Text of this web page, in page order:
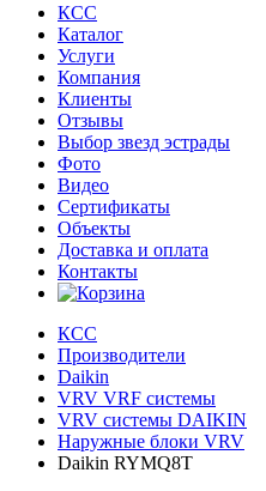
КСС
Каталог
Услуги
Компания
Клиенты
Oтзывы
Выбор звезд эстрады
Фото
Видео
Сертификаты
Объекты
Доставка и оплата
Контакты
КСС
Производители
Daikin
VRV VRF системы
VRV системы DAIKIN
Наружные блоки VRV
Daikin RYMQ8T